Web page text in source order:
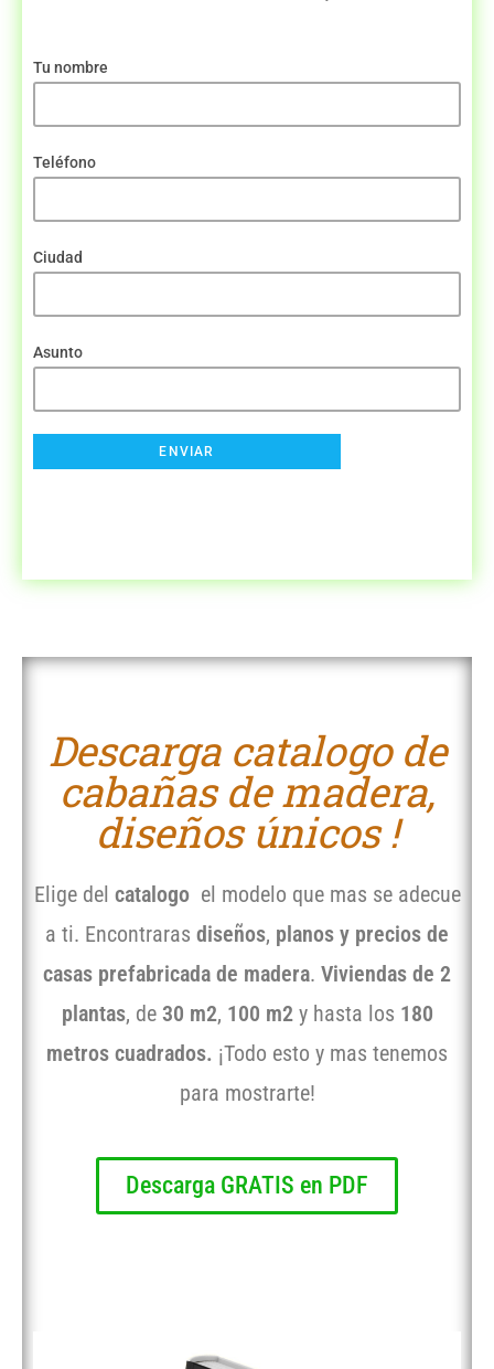
Tu nombre
Teléfono
Ciudad
Asunto
Descarga catalogo de
cabañas de madera,
diseños únicos !
Elige del catalogoel modelo que mas se adecue
a ti. Encontraras diseños, planos y precios de
casas prefabricada de madera. Viviendas de 2
plantas, de 30 m2, 100 m2 y hasta los 180
metros cuadrados. ¡Todo esto y mas tenemos
para mostrarte!
Descarga GRATIS en PDF